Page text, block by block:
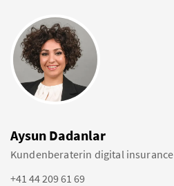
Aysun Dadanlar
Kundenberaterin digital insurance
+41 44 209 61 69